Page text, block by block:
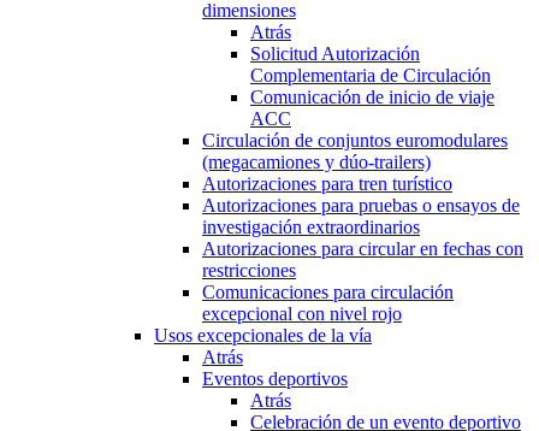
dimensiones
Atrás
Solicitud Autorización
Complementaria de Circulación
Comunicación de inicio de viaje
ACC
Circulación de conjuntos euromodulares
(megacamiones y dúo-trailers)
Autorizaciones para tren turístico
Autorizaciones para pruebas o ensayos de
investigación extraordinarios
Autorizaciones para circular en fechas con
restricciones
Comunicaciones para circulación
excepcional con nivel rojo
Usos excepcionales de la vía
Atrás
Eventos deportivos
Atrás
Celebración de un evento deportivo